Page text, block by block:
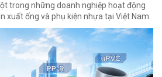
trong những doanh nghiệp hoạt động
xuất ống và phụ kiện nhựa tại Việt Nam.